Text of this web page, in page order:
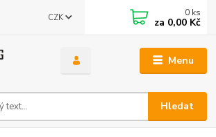
Menu
CZK
Hledat
0 ks
za 0,00 Kč